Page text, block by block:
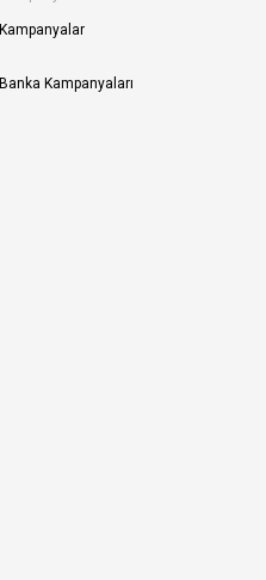
Kampanyalar
Banka Kampanyaları